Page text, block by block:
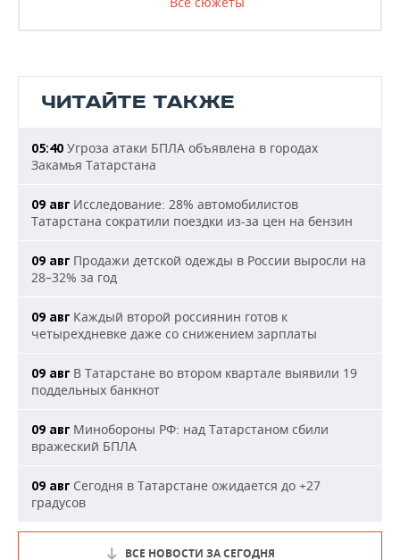
ЧИТАЙТЕ ТАКЖЕ
05:40 Угроза атаки БПЛА объявлена в городах
Закамья Татарстана
09 авг Исследование: 28% автомобилистов
Татарстана сократили поездки из-за цен на бензин
09 авг Продажи детской одежды в России выросли на
28–32% за год
09 авг Каждый второй россиянин готов к
четырехдневке даже со снижением зарплаты
09 авг В Татарстане во втором квартале выявили 19
поддельных банкнот
09 авг Минобороны РФ: над Татарстаном сбили
вражеский БПЛА
09 авг Сегодня в Татарстане ожидается до +27
градусов
ВСЕ НОВОСТИ ЗА СЕГОДНЯ